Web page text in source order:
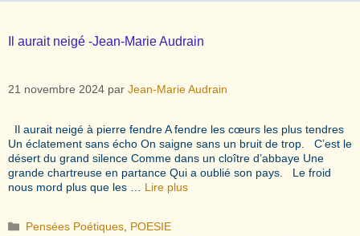
Il aurait neigé -Jean-Marie Audrain
21 novembre 2024 par Jean-Marie Audrain
Il aurait neigé à pierre fendre A fendre les cœurs les plus tendres
Un éclatement sans écho On saigne sans un bruit de trop. C’est le
désert du grand silence Comme dans un cloître d’abbaye Une
grande chartreuse en partance Qui a oublié son pays. Le froid
nous mord plus que les … Lire plus
Catégories
Pensées Poétiques POESIE